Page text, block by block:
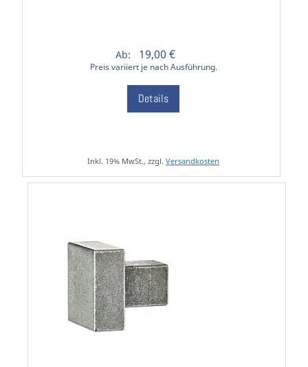
Ab: 19,00 €
Preis variiert je nach Ausführung.
Details
Inkl. 19% MwSt., zzgl.Versandkosten